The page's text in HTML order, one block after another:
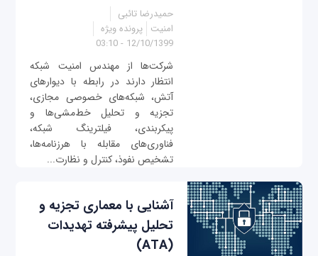
حمیدرضا تائبی
امنیت پرونده ویژه
12/10/1399 - 03:10
شرکت‌ها از مهندس امنیت شبکه
انتظار دارند در رابطه با دیوارهای
آتش، شبکه‌های خصوصی مجازی،
تجزیه و تحلیل خط‌مشی‌ها و
پیکربندی، فیلترینگ شبکه،
فناوری‌های مقابله با هرزنامه‌ها،
تشخیص نفوذ، کنترل و نظارت...
آشنایى با معمارى تجزیه و
تحلیل پیشرفته تهدیدات
(ATA)